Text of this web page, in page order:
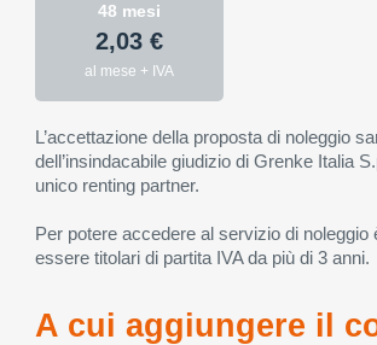
48 mesi
2,03 €
al mese + IVA
L’accettazione della proposta di noleggio
dell’insindacabile giudizio di Grenke Italia
unico renting partner.
Per potere accedere al servizio di noleggio
essere titolari di partita IVA da più di 3 anni.
A cui aggiungere il